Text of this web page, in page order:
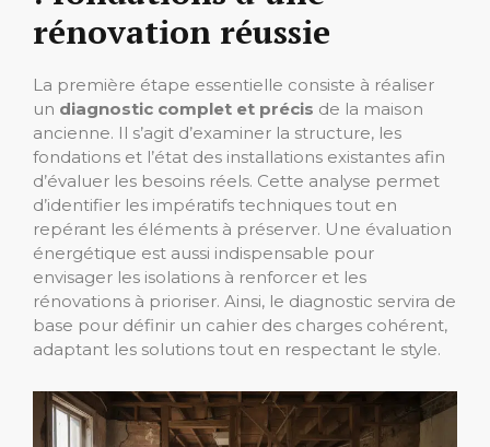
rénovation réussie
La première étape essentielle consiste à réaliser
un diagnostic complet et précis de la maison
ancienne. Il s’agit d’examiner la structure, les
fondations et l’état des installations existantes afin
d’évaluer les besoins réels. Cette analyse permet
d’identifier les impératifs techniques tout en
repérant les éléments à préserver. Une évaluation
énergétique est aussi indispensable pour
envisager les isolations à renforcer et les
rénovations à prioriser. Ainsi, le diagnostic servira de
base pour définir un cahier des charges cohérent,
adaptant les solutions tout en respectant le style.